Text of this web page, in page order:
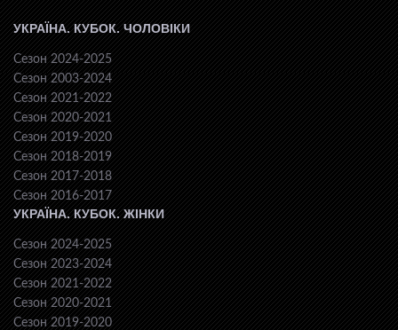
УКРАЇНА. КУБОК. ЧОЛОВІКИ
Сезон 2024-2025
Сезон 2003-2024
Сезон 2021-2022
Сезон 2020-2021
Сезон 2019-2020
Сезон 2018-2019
Сезон 2017-2018
Сезон 2016-2017
УКРАЇНА. КУБОК. ЖІНКИ
Сезон 2024-2025
Сезон 2023-2024
Сезон 2021-2022
Сезон 2020-2021
Сезон 2019-2020